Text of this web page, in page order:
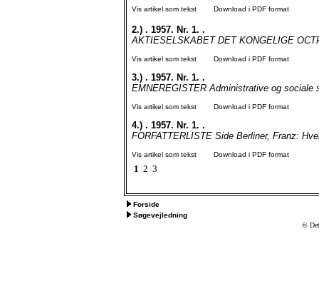
Vis artikel som tekst Download i PDF format
2.) . 1957. Nr. 1. .
AKTIESELSKABET DET KONGELIGE
Vis artikel som tekst Download i PDF format
3.) . 1957. Nr. 1. .
EMNEREGISTER Administrative og sociale
Vis artikel som tekst Download i PDF format
4.) . 1957. Nr. 1. .
FORFATTERLISTE Side Berliner, Franz:
Vis artikel som tekst Download i PDF format
1 2 3
Forside
Søgevejledning
© Det